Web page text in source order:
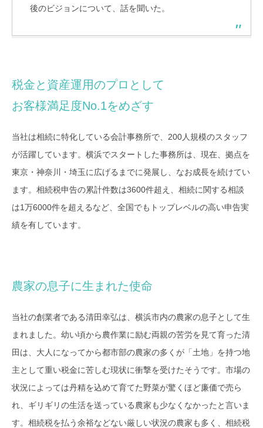
後のビジョンについて、話を聞いた。
税金と資産運用のプロとして
お客様満足度No.1をめざす
当社は相続に特化している会計事務所で、200人規模のスタッフ
が活躍しています。横浜でスタートした事務所は、現在、拠点を
東京・神奈川・埼玉に広げるまでに発展し、なお成長を続けてい
ます。相続税申告の累計件数は3600件超え、相続に関する相談
は1万6000件を超えるなど、全国でもトップレベルの高い申告実
績を有しています。
農家の息子に生まれた使命
当社の創業者である清田幸弘は、横浜市内の農家の息子として生
まれました。幼い頃から農作業に励む両親の苦労を見て育った清
田は、大人になってから都市部の農家の多くが「土地」を持つ地
主として重い税金に苦しむ現状に衝撃を受けたそうです。市場の
状況によっては丹精を込めて育てた野菜が驚くほど廉価で売ら
れ、ギリギリの生活を送っている農家も少なくなかったと言いま
す。相続税を払う余裕などない厳しい状況の農家も多く、相続税